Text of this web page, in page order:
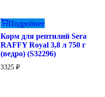
Подробнее
Корм для рептилий Sera
RAFFY Royal 3,8 л 750 г
(ведро) (S32296)
3325 ₽